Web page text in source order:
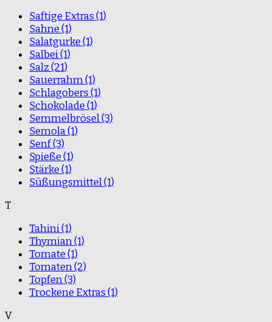
Saftige Extras(1)
Sahne(1)
Salatgurke(1)
Salbei(1)
Salz(21)
Sauerrahm(1)
Schlagobers(1)
Schokolade(1)
Semmelbrösel(3)
Semola(1)
Senf(3)
Spieße(1)
Stärke(1)
Süßungsmittel(1)
T
Tahini(1)
Thymian(1)
Tomate(1)
Tomaten(2)
Topfen(3)
Trockene Extras(1)
V